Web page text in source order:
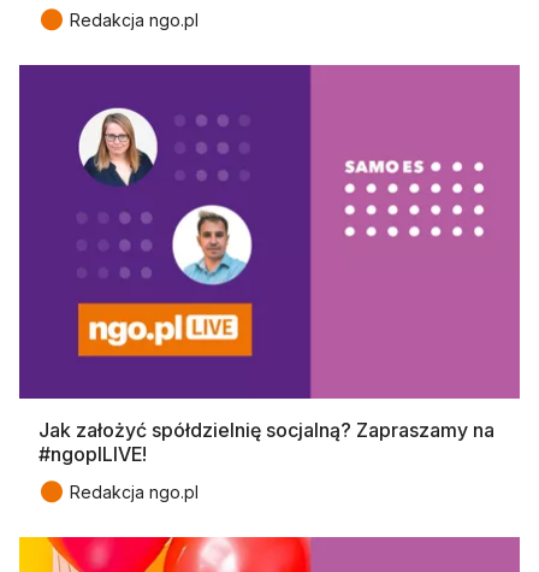
● Redakcja ngo.pl
Jak założyć spółdzielnię socjalną? Zapraszamy na
#ngoplLIVE!
● Redakcja ngo.pl